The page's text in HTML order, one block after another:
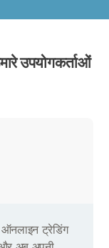
उपयोगकर्ताओं
ट्रेडिंग